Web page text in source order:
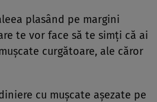
plasând pe margini
te vor face să te simți că ai
curgătoare, ale căror
cu mușcate așezate pe